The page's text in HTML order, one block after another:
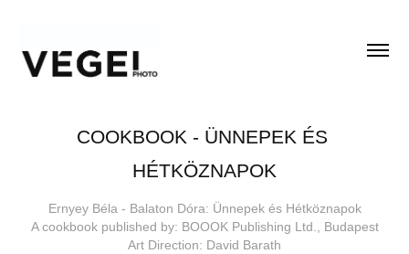
COOKBOOK - ÜNNEPEK ÉS
HÉTKÖZNAPOK
Ernyey Béla - Balaton Dóra: Ünnepek és Hétköznapok
A cookbook published by: BOOOK Publishing Ltd., Budapest
Art Direction: David Barath